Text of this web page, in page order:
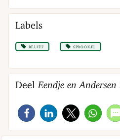
Labels
reliëf sprookje
DeelEendje en Andersen